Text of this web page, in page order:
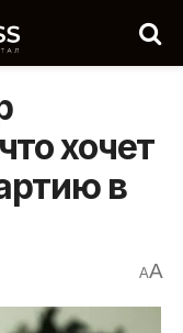
хочет
в
AA